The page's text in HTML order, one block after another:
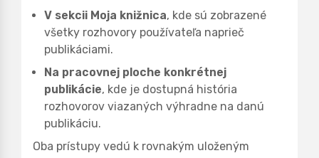
V sekcii Moja knižnica, kde sú zobrazené
všetky rozhovory používateľa naprieč
publikáciami.
Na pracovnej ploche konkrétnej
publikácie, kde je dostupná história
rozhovorov viazaných výhradne na danú
publikáciu.
Oba prístupy vedú k rovnakým uloženým